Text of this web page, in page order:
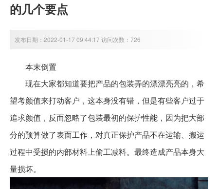
的几个要点
发布日期：2022-01-17 09:44:17 访问次数：726
本末倒置
现在大家都知道要把产品的包装弄的漂漂亮亮的，希
望考颜值来打动客户，这本身没有错，但是有些客户过于
追求颜值，反而忽略了包装最初的保护性能，因为把大部
分的预算做了表面工作，对真正保护产品不在运输、搬运
过程中受损的内部材料上偷工减料。最终造成产品本身大
量损坏。